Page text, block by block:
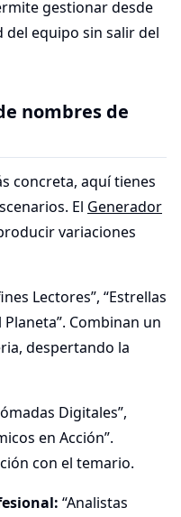
gestionar desde
equipo sin salir del
nombres de
concreta, aquí tienes
El Generador
variaciones
Lectores”, “Estrellas
Combinan un
despertando la
Digitales”,
en Acción”.
con el temario.
“Analistas